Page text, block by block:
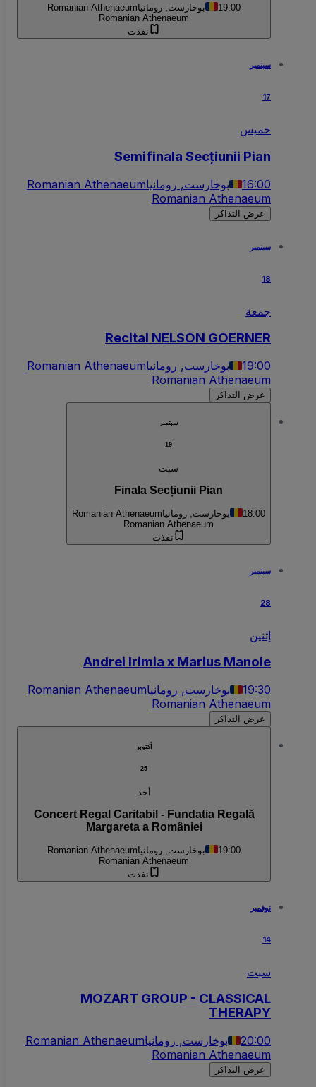
19:00 بوخارست, رومانياRomanian Athenaeum
Romanian Athenaeum
نفذت
سبتمبر
خميس
Semifinala Secțiunii Pian
16:00 بوخارست, رومانياRomanian Athenaeum
Romanian Athenaeum
عرض التذاكر
سبتمبر
جمعة
Recital NELSON GOERNER
19:00 بوخارست, رومانياRomanian Athenaeum
Romanian Athenaeum
عرض التذاكر
سبتمبر
سبت
Finala Secțiunii Pian
18:00 بوخارست, رومانيا Romanian Athenaeum
Romanian Athenaeum
نفذت
سبتمبر
28
إثنين
Andrei Irimia x Marius Manole
19:30 بوخارست, رومانياRomanian Athenaeum
Romanian Athenaeum
عرض التذاكر
أكتوبر
أحد
Concert Regal Caritabil - Fundatia Regală
Margareta a României
19:00 بوخارست, رومانياRomanian Athenaeum
Romanian Athenaeum
نفذت
نوفمبر
سبت
MOZART GROUP - CLASSICAL
THERAPY
20:00 بوخارست, رومانياRomanian Athenaeum
Romanian Athenaeum
عرض التذاكر